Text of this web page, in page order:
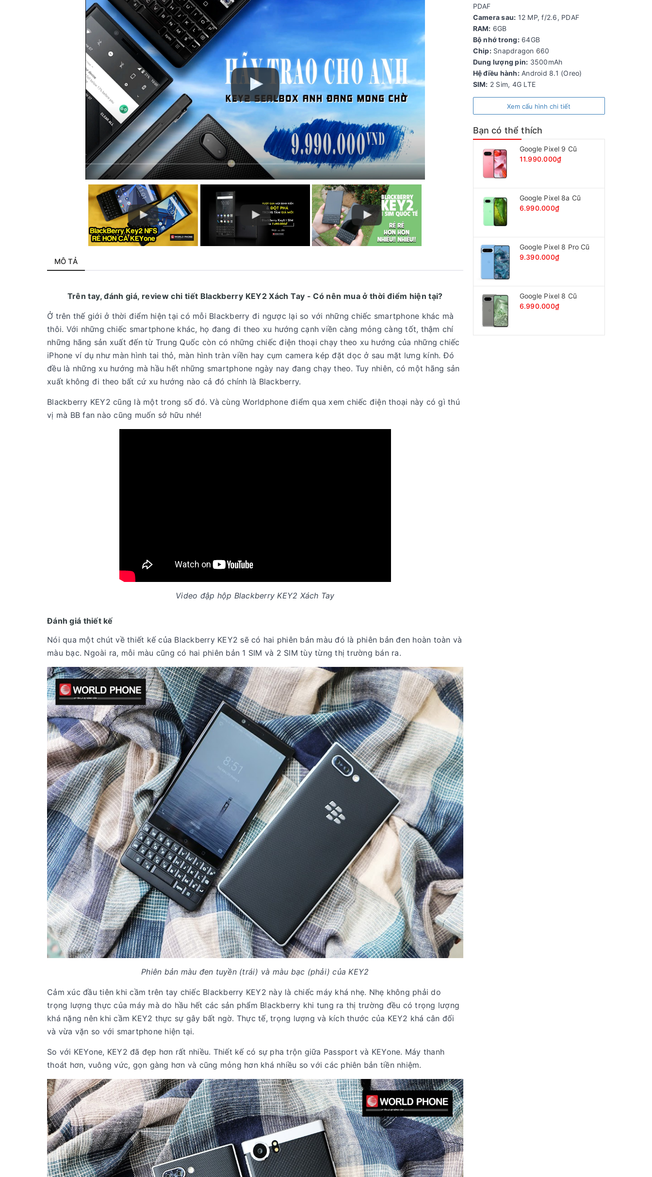
MÔ TẢ
Trên tay, đánh giá, review chi tiết Blackberry KEY2 Xách Tay - Có nên mua ở thời điểm hiện tại?
Ở trên thế giới ở thời điểm hiện tại có mỗi Blackberry đi ngược lại so với những chiếc smartphone khác mà
thôi. Với những chiếc smartphone khác, họ đang đi theo xu hướng cạnh viền càng mỏng càng tốt, thậm chí
những hãng sản xuất đến từ Trung Quốc còn có những chiếc điện thoại chạy theo xu hướng của những chiếc
iPhone ví dụ như màn hình tai thỏ, màn hình tràn viền hay cụm camera kép đặt dọc ở sau mặt lưng kính. Đó
đều là những xu hướng mà hầu hết những smartphone ngày nay đang chạy theo. Tuy nhiên, có một hãng sản
xuất không đi theo bất cứ xu hướng nào cả đó chính là Blackberry.
Blackberry KEY2 cũng là một trong số đó. Và cùng Worldphone điểm qua xem chiếc điện thoại này có gì thú
vị mà BB fan nào cũng muốn sở hữu nhé!
Video đập hộp Blackberry KEY2 Xách Tay
Đánh giá thiết kế
Nói qua một chút về thiết kế của Blackberry KEY2 sẽ có hai phiên bản màu đó là phiên bản đen hoàn toàn và
màu bạc. Ngoài ra, mỗi màu cũng có hai phiên bản 1 SIM và 2 SIM tùy từng thị trường bán ra.
Phiên bản màu đen tuyền (trái) và màu bạc (phải) của KEY2
Cảm xúc đầu tiên khi cầm trên tay chiếc Blackberry KEY2 này là chiếc máy khá nhẹ. Nhẹ không phải do
trọng lượng thực của máy mà do hầu hết các sản phẩm Blackberry khi tung ra thị trường đều có trọng lượng
khá nặng nên khi cầm KEY2 thực sự gây bất ngờ. Thực tế, trọng lượng và kích thước của KEY2 khá cân đối
và vừa vặn so với smartphone hiện tại.
So với KEYone, KEY2 đã đẹp hơn rất nhiều. Thiết kế có sự pha trộn giữa Passport và KEYone. Máy thanh
thoát hơn, vuông vức, gọn gàng hơn và cũng mỏng hơn khá nhiều so với các phiên bản tiền nhiệm.
PDAF
Camera sau: 12 MP, f/2.6, PDAF
RAM: 6GB
Bộ nhớ trong:64GB
Chip:Snapdragon 660
Dung lượng pin: 3500mAh
Hệ điều hành:Android 8.1 (Oreo)
SIM: 2 Sim, 4G LTE
Xem cấu hình chi tiết
Bạn có thể thích
Google Pixel 9 Cũ
11.990.000₫
Google Pixel 8a Cũ
6.990.000₫
Google Pixel 8 Pro Cũ
9.390.000₫
Google Pixel 8 Cũ
6.990.000₫